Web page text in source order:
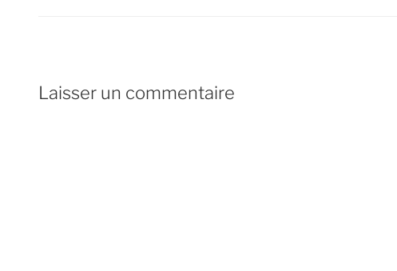
Laisser un commentaire